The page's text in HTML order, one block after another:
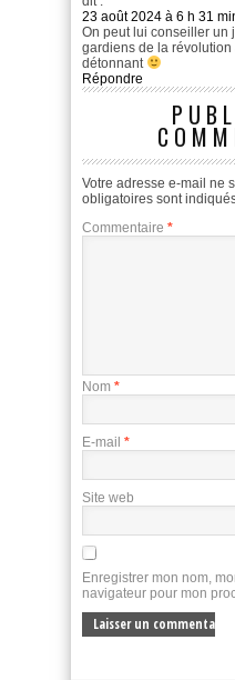
23 août 2024 à 6 h 31
On peut lui conseiller un
gardiens de la
détonnant
Répondre
Votre adresse e-mail ne
obligatoires sont
Commentaire *
Nom *
E-mail *
Site web
Enregistrer mon nom,
navigateur pour mon